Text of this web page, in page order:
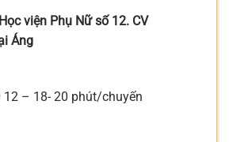
viện Phụ Nữ số 12. CV
Áng
– 18- 20 phút/chuyến